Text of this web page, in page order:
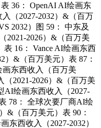
36： OpenAI AI绘画东
（2027-2032）&（百万
2032）图 59： 中东及
2021-2026）&（百万美
16： Vance AI绘画东西
&（百万美元）表 87：
东西收入（百万美
2021-2026）&（百万美
AI绘画东西收入（2027-
78： 全球次要厂商AI绘
&（百万美元）表 90：
西收入（2027-2032）